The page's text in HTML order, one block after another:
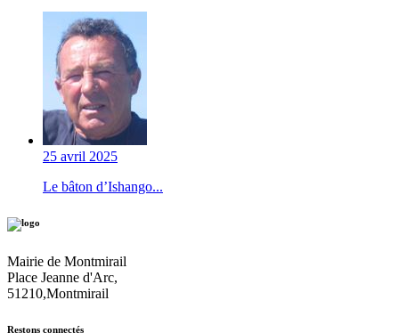
25 avril 2025
Le bâton d’Ishango...
Mairie de Montmirail
Place Jeanne d'Arc,
51210,Montmirail
Restons connectés